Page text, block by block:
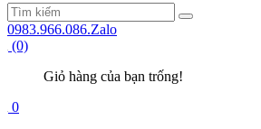
0983.966.086.Zalo
(0)
Giỏ hàng của bạn trống!
0